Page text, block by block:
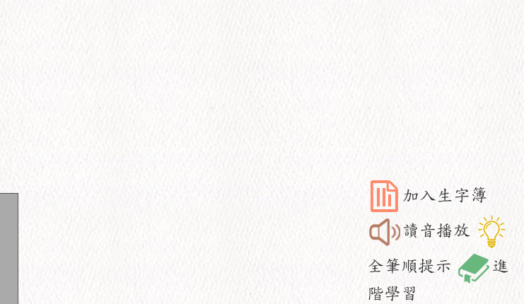
加入生字簿
讀音播放
全筆順提示
進
階學習